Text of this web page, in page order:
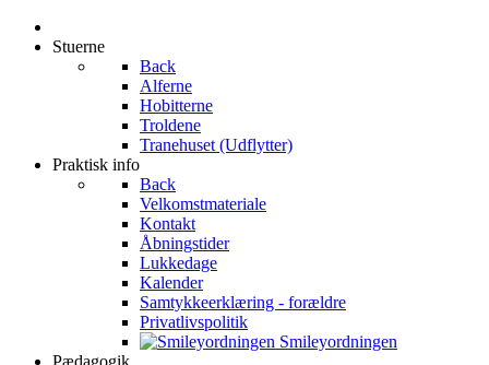
Stuerne
Back
Alferne
Hobitterne
Troldene
Tranehuset (Udflytter)
Praktisk info
Back
Velkomstmateriale
Kontakt
Åbningstider
Lukkedage
Kalender
Samtykkeerklæring - forældre
Privatlivspolitik
Smileyordningen
Pædagogik